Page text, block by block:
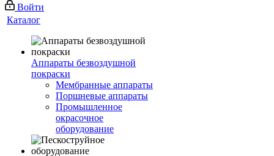
Войти
Каталог
Аппараты безвоздушной
покраски
Мембранные аппараты
Поршневые аппараты
Промышленное
окрасочное
оборудование